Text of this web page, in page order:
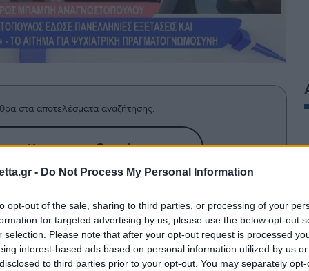
- Do Not Process My Personal Information
opt-out of the sale, sharing to third parties, or processing of your
for targeted advertising by us, please use the below opt-out
selection. Please note that after your opt-out request is processed
interest-based ads based on personal information utilized by us
to third parties prior to your opt-out. You may separately
στα αποτελέσματα αναζήτησης.
στην Google
το γεγονός ότι ο Μπάμπης
με θέμα έκθεσης την βία κατά